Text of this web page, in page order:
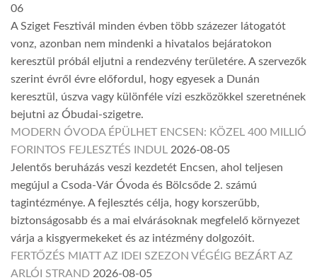
06
A Sziget Fesztivál minden évben több százezer látogatót
vonz, azonban nem mindenki a hivatalos bejáratokon
keresztül próbál eljutni a rendezvény területére. A szervezők
szerint évről évre előfordul, hogy egyesek a Dunán
keresztül, úszva vagy különféle vízi eszközökkel szeretnének
bejutni az Óbudai-szigetre.
MODERN ÓVODA ÉPÜLHET ENCSEN: KÖZEL 400 MILLIÓ
FORINTOS FEJLESZTÉS INDUL 2026-08-05
Jelentős beruházás veszi kezdetét Encsen, ahol teljesen
megújul a Csoda-Vár Óvoda és Bölcsőde 2. számú
tagintézménye. A fejlesztés célja, hogy korszerűbb,
biztonságosabb és a mai elvárásoknak megfelelő környezet
várja a kisgyermekeket és az intézmény dolgozóit.
FERTŐZÉS MIATT AZ IDEI SZEZON VÉGÉIG BEZÁRT AZ
ARLÓI STRAND 2026-08-05